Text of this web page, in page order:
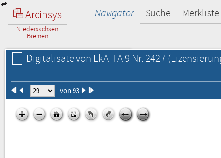
Arcinsys
Niedersachsen
Bremen
Navigator Suche Merkliste
Digitalisate von LkAH A 9 Nr. 2427
von 93